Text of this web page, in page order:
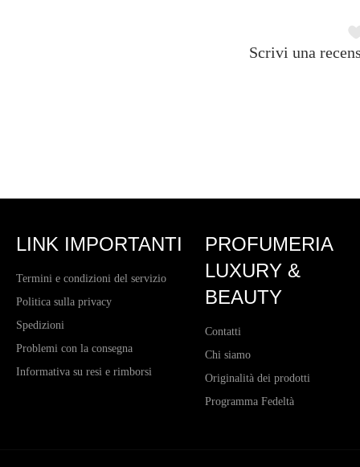
Scrivi una
LINK IMPORTANTI
Termini e condizioni del servizio
Politica sulla privacy
Spedizioni
Problemi con la consegna
Informativa su resi e rimborsi
PROFUMERIA
LUXURY &
BEAUTY
Contatti
Chi siamo
Originalità dei prodotti
Programma Fedeltà